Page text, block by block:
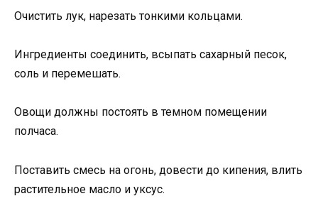
Очистить лук, нарезать тонкими кольцами.
Ингредиенты соединить, всыпать сахарный песок,
соль и перемешать.
Овощи должны постоять в темном помещении
полчаса.
Поставить смесь на огонь, довести до кипения, влить
растительное масло и уксус.